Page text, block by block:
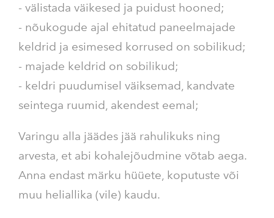
- välistada väikesed ja puidust hooned;
- nõukogude ajal ehitatud paneelmajade
keldrid ja esimesed korrused on sobilikud;
- majade keldrid on sobilikud;
- keldri puudumisel väiksemad, kandvate
seintega ruumid, akendest eemal;
Varingu alla jäädes jää rahulikuks ning
arvesta, et abi kohalejõudmine võtab aega.
Anna endast märku hüüete, koputuste või
muu heliallika (vile) kaudu.